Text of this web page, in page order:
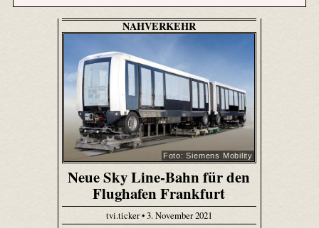
NAHVERKEHR
Foto: Siemens Mobility
Neue Sky Line-Bahn für den
Flughafen Frankfurt
tvi.ticker • 3. November 2021